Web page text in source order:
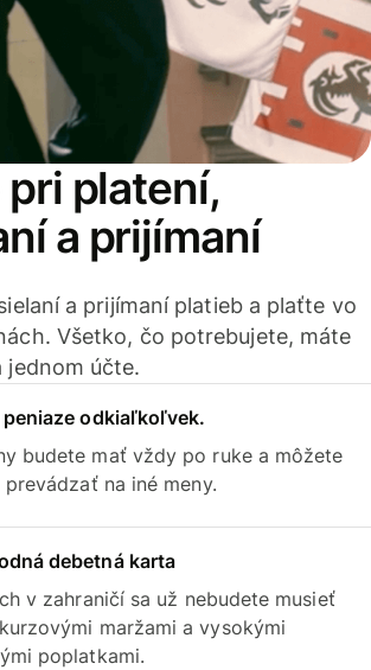
platení,
a prijímaní
a prijímaní platieb a plaťte vo
Všetko, čo potrebujete, máte
jednom účte.
odkiaľkoľvek.
budete mať vždy po ruke a môžete
na iné meny.
debetná karta
v zahraničí sa už nebudete musieť
maržami a vysokými
poplatkami.